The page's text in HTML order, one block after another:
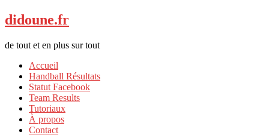
didoune.fr
de tout et en plus sur tout
Accueil
Handball Résultats
Statut Facebook
Team Results
Tutoriaux
À propos
Contact